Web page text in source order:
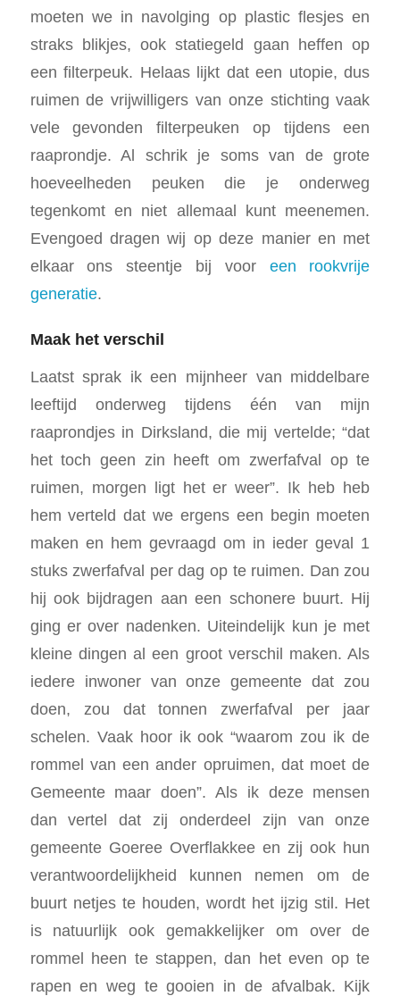
moeten we in navolging op plastic flesjes en
straks blikjes, ook statiegeld gaan heffen op
een filterpeuk. Helaas lijkt dat een utopie, dus
ruimen de vrijwilligers van onze stichting vaak
vele gevonden filterpeuken op tijdens een
raaprondje. Al schrik je soms van de grote
hoeveelheden peuken die je onderweg
tegenkomt en niet allemaal kunt meenemen.
Evengoed dragen wij op deze manier en met
elkaar ons steentje bij voor een rookvrije
generatie.
Maak het verschil
Laatst sprak ik een mijnheer van middelbare
leeftijd onderweg tijdens één van mijn
raaprondjes in Dirksland, die mij vertelde; “dat
het toch geen zin heeft om zwerfafval op te
ruimen, morgen ligt het er weer”. Ik heb heb
hem verteld dat we ergens een begin moeten
maken en hem gevraagd om in ieder geval 1
stuks zwerfafval per dag op te ruimen. Dan zou
hij ook bijdragen aan een schonere buurt. Hij
ging er over nadenken. Uiteindelijk kun je met
kleine dingen al een groot verschil maken. Als
iedere inwoner van onze gemeente dat zou
doen, zou dat tonnen zwerfafval per jaar
schelen. Vaak hoor ik ook “waarom zou ik de
rommel van een ander opruimen, dat moet de
Gemeente maar doen”. Als ik deze mensen
dan vertel dat zij onderdeel zijn van onze
gemeente Goeree Overflakkee en zij ook hun
verantwoordelijkheid kunnen nemen om de
buurt netjes te houden, wordt het ijzig stil. Het
is natuurlijk ook gemakkelijker om over de
rommel heen te stappen, dan het even op te
rapen en weg te gooien in de afvalbak. Kijk